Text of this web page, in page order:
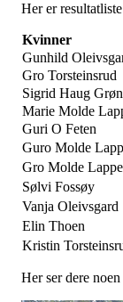
Her er
Kvinner
Gunhild
Gro Torsteinsrud
Sigrid Haug
Marie Molde
Guri O Feten
Guro Molde
Gro Molde
Sølvi Fossøy
Vanja Oleivsgard
Elin Thoen
Kristin
Her ser dere